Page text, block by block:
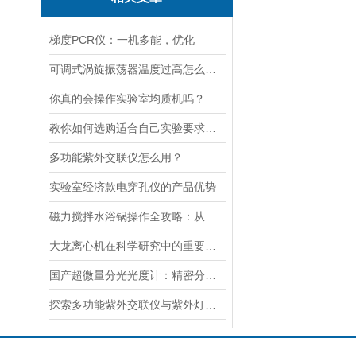
梯度PCR仪：一机多能，优化
你真的会操作实验室均质机吗？
多功能紫外交联仪怎么用？
实验室经济款电穿孔仪的产品优势